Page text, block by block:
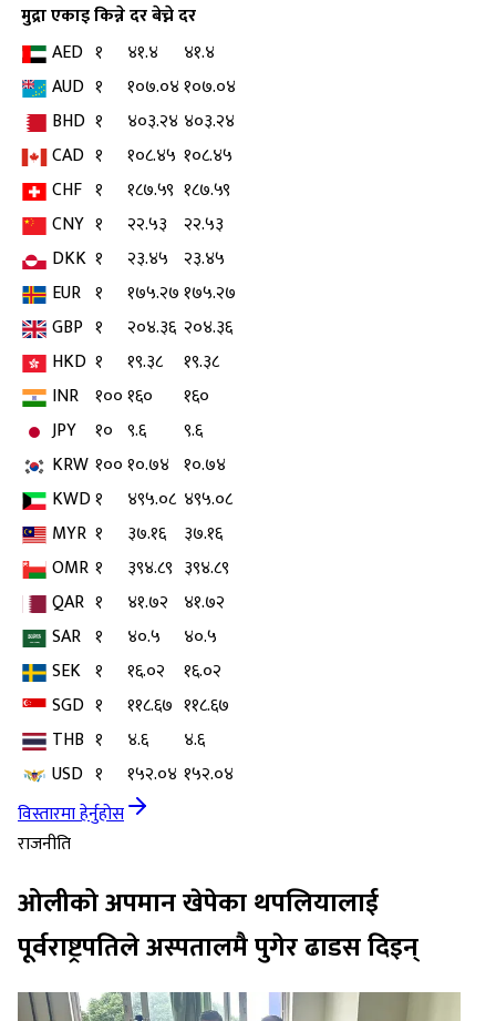
मुद्राएकाइकिन्ने दरबेच्ने दर
AED १ ४१.४
४१.४
AUD १ १०७.०४१०७.०४
BHD १ ४०३.२४ ४०३.२४
CAD १ १०८.४५ १०८.४५
CHF १ १८७.५९ १८७.५९
CNY १ २२.५३
२२.५३
DKK १ २३.४५ २३.४५
EUR १ १७५.२७१७५.२७
GBP १ २०४.३६ २०४.३६
HKD १ १९.३८
१९.३८
INR १००१६०
१६०
JPY
१० ९.६
९.६
KRW १००१०.७४ १०.७४
KWD१ ४९५.०८ ४९५.०८
MYR १ ३७.१६
३७.१६
OMR १ ३९४.८९ ३९४.८९
QAR १ ४१.७२ ४१.७२
SAR १ ४०.५
४०.५
SEK १ १६.०२
१६.०२
SGD १ ११८.६७ ११८.६७
THB १ ४.६
४.६
USD १ १५२.०४ १५२.०४
विस्तारमा हेर्नुहोस
राजनीति
ओलीको अपमान खेपेका थपलियालाई
पूर्वराष्ट्रपतिले अस्पतालमै पुगेर ढाडस दिइन्